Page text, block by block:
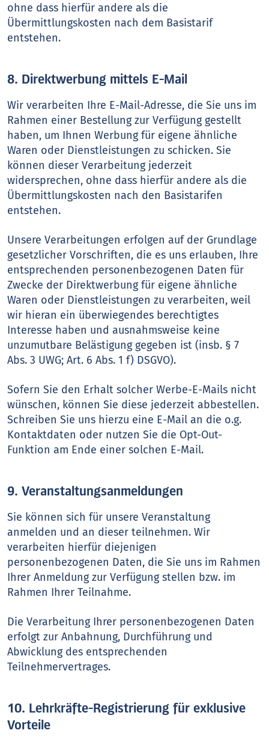
ohne dass hierfür andere als die
Übermittlungskosten nach dem Basistarif
entstehen.
8. Direktwerbung mittels E-Mail
Wir verarbeiten Ihre E-Mail-Adresse, die Sie uns im
Rahmen einer Bestellung zur Verfügung gestellt
haben, um Ihnen Werbung für eigene ähnliche
Waren oder Dienstleistungen zu schicken. Sie
können dieser Verarbeitung jederzeit
widersprechen, ohne dass hierfür andere als die
Übermittlungskosten nach den Basistarifen
entstehen.
Unsere Verarbeitungen erfolgen auf der Grundlage
gesetzlicher Vorschriften, die es uns erlauben, Ihre
entsprechenden personenbezogenen Daten für
Zwecke der Direktwerbung für eigene ähnliche
Waren oder Dienstleistungen zu verarbeiten, weil
wir hieran ein überwiegendes berechtigtes
Interesse haben und ausnahmsweise keine
unzumutbare Belästigung gegeben ist (insb. § 7
Abs. 3 UWG; Art. 6 Abs. 1 f) DSGVO).
Sofern Sie den Erhalt solcher Werbe-E-Mails nicht
wünschen, können Sie diese jederzeit abbestellen.
Schreiben Sie uns hierzu eine E-Mail an die o.g.
Kontaktdaten oder nutzen Sie die Opt-Out-
Funktion am Ende einer solchen E-Mail.
9. Veranstaltungsanmeldungen
Sie können sich für unsere Veranstaltung
anmelden und an dieser teilnehmen. Wir
verarbeiten hierfür diejenigen
personenbezogenen Daten, die Sie uns im Rahmen
Ihrer Anmeldung zur Verfügung stellen bzw. im
Rahmen Ihrer Teilnahme.
Die Verarbeitung Ihrer personenbezogenen Daten
erfolgt zur Anbahnung, Durchführung und
Abwicklung des entsprechenden
Teilnehmervertrages.
10. Lehrkräfte-Registrierung für exklusive
Vorteile